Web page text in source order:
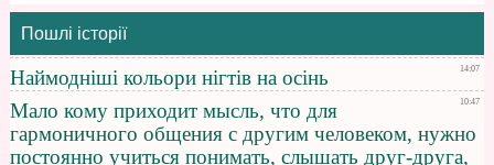
Пошлі історії